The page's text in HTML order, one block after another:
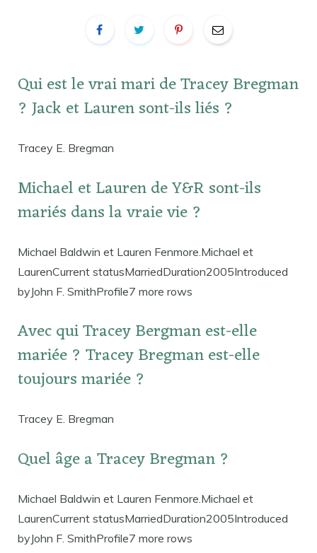
Qui est le vrai mari de Tracey Bregman
? Jack et Lauren sont-ils liés ?
Tracey E. Bregman
Michael et Lauren de Y&R sont-ils
mariés dans la vraie vie ?
Michael Baldwin et Lauren Fenmore.Michael et
LaurenCurrent statusMarriedDuration2005Introduced
byJohn F. SmithProfile7 more rows
Avec qui Tracey Bergman est-elle
mariée ? Tracey Bregman est-elle
toujours mariée ?
Tracey E. Bregman
Quel âge a Tracey Bregman ?
Michael Baldwin et Lauren Fenmore.Michael et
LaurenCurrent statusMarriedDuration2005Introduced
byJohn F. SmithProfile7 more rows